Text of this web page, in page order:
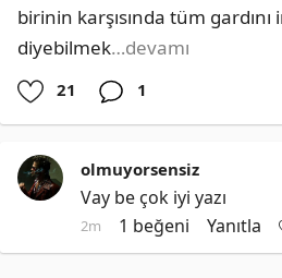
birinin karşısında tüm
diyebilmek…devamı
21 1
olmuyorsensiz
Vay be çok iyi yazı
2m 1 beğeni Yanıtla